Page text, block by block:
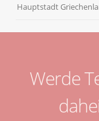
Hauptstadt
Werde